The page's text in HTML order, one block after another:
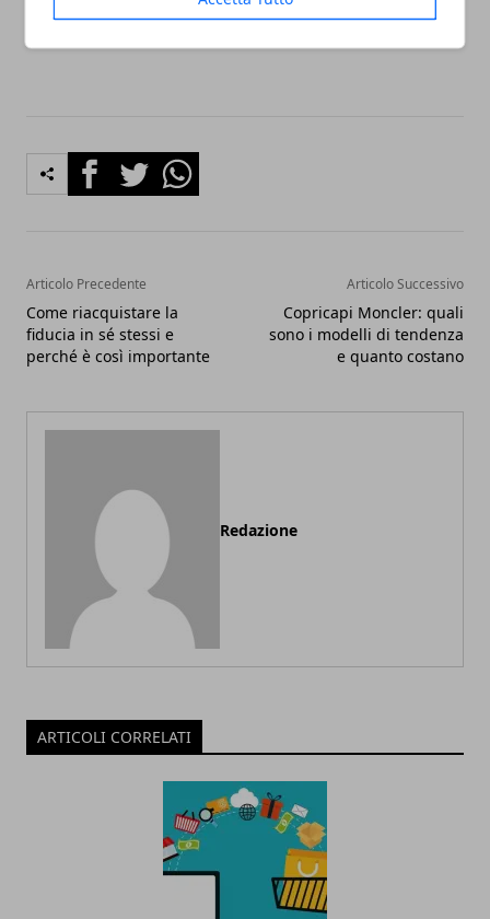
del servizio ideale per sé e per le sue tasche.
FacebookTwitterWhatsapp
Articolo Precedente
Come riacquistare la
fiducia in sé stessi e
perché è così importante
Articolo Successivo
Copricapi Moncler: quali
sono i modelli di tendenza
e quanto costano
Redazione
ARTICOLI CORRELATI